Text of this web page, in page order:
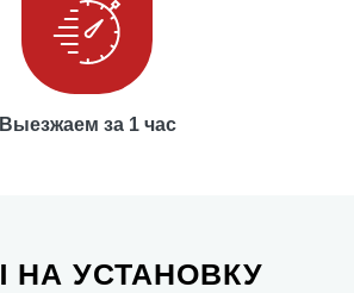
Выезжаем за 1 час
НА УСТАНОВКУ